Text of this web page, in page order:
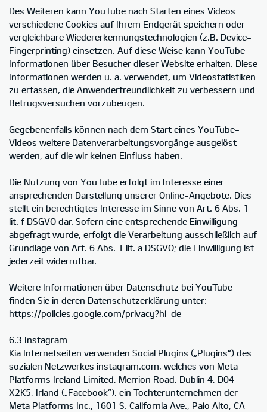
Des Weiteren kann YouTube nach Starten eines Videos
verschiedene Cookies auf Ihrem Endgerät speichern oder
vergleichbare Wiedererkennungstechnologien (z.B. Device-
Fingerprinting) einsetzen. Auf diese Weise kann YouTube
Informationen über Besucher dieser Website erhalten. Diese
Informationen werden u. a. verwendet, um Videostatistiken
zu erfassen, die Anwenderfreundlichkeit zu verbessern und
Betrugsversuchen vorzubeugen.
Gegebenenfalls können nach dem Start eines YouTube-
Videos weitere Datenverarbeitungsvorgänge ausgelöst
werden, auf die wir keinen Einfluss haben.
Die Nutzung von YouTube erfolgt im Interesse einer
ansprechenden Darstellung unserer Online-Angebote. Dies
stellt ein berechtigtes Interesse im Sinne von Art. 6 Abs. 1
lit. f DSGVO dar. Sofern eine entsprechende Einwilligung
abgefragt wurde, erfolgt die Verarbeitung ausschließlich auf
Grundlage von Art. 6 Abs. 1 lit. a DSGVO; die Einwilligung ist
jederzeit widerrufbar.
Weitere Informationen über Datenschutz bei YouTube
finden Sie in deren Datenschutzerklärung unter:
https://policies.google.com/privacy?hl=de
6.3 Instagram
Kia Internetseiten verwenden Social Plugins („Plugins“) des
sozialen Netzwerkes instagram.com, welches von Meta
Platforms Ireland Limited, Merrion Road, Dublin 4, D04
X2K5, Irland („Facebook“), ein Tochterunternehmen der
Meta Platforms Inc., 1601 S. California Ave., Palo Alto, CA